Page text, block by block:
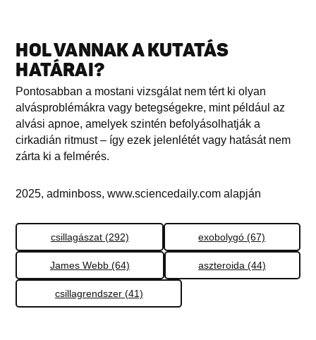
HOL VANNAK A KUTATÁS
HATÁRAI?
Pontosabban a mostani vizsgálat nem tért ki olyan
alvásproblémákra vagy betegségekre, mint például az
alvási apnoe, amelyek szintén befolyásolhatják a
cirkadián ritmust – így ezek jelenlétét vagy hatását nem
zárta ki a felmérés.
2025, adminboss, www.sciencedaily.com alapján
csillagászat (292) exobolygó (67)
James Webb (64) aszteroida (44)
csillagrendszer (41)